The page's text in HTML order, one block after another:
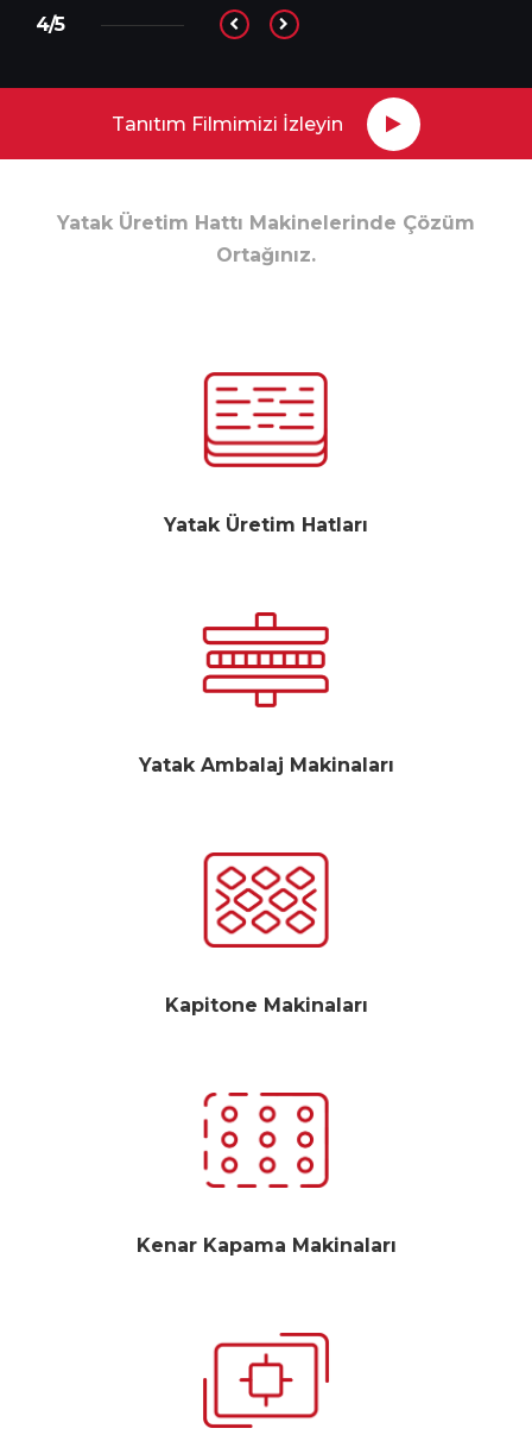
Tanıtım Filmimizi İzleyin
4/5
Yatak Üretim Hattı Makinelerinde Çözüm
Ortağınız.
Yatak Üretim Hatları
Yatak Ambalaj Makinaları
Kapitone Makinaları
Kenar Kapama Makinaları